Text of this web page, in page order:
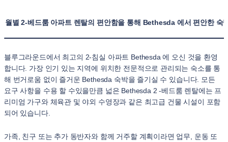
월별 2-베드룸 아파트 렌탈의 편안함을 통해 Bethesda 에서 편안한 숙
블루그라운드에서 최고의 2-침실 아파트 Bethesda 에 오신 것을 환영
합니다. 가장 인기 있는 지역에 위치한 전문적으로 관리되는 숙소를 통
해 번거로움 없이 즐거운 Bethesda 숙박을 즐기실 수 있습니다. 모든
요구 사항을 수용 할 수있을만큼 넓은 Bethesda 2 -베드룸 렌탈에는 프
리미엄 가구와 체육관 및 야외 수영장과 같은 최고급 건물 시설이 포함
되어 있습니다.
가족, 친구 또는 추가 동반자와 함께 거주할 계획이라면 업무, 운동 또